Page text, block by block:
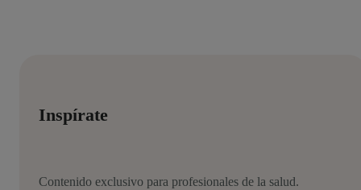
Inspírate
Contenido exclusivo para profesionales de la salud.